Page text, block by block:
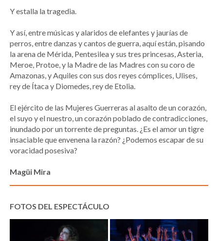
Y estalla la tragedia.
Y así, entre músicas y alaridos de elefantes y jaurías de
perros, entre danzas y cantos de guerra, aquí están, pisando
la arena de Mérida, Pentesilea y sus tres princesas, Asteria,
Meroe, Protoe, y la Madre de las Madres con su coro de
Amazonas, y Aquiles con sus dos reyes cómplices, Ulises,
rey de Ítaca y Diomedes, rey de Etolia.
El ejército de las Mujeres Guerreras al asalto de un corazón,
el suyo y el nuestro, un corazón poblado de contradicciones,
inundado por un torrente de preguntas. ¿Es el amor un tigre
insaciable que envenena la razón? ¿Podemos escapar de su
voracidad posesiva?
Magüi Mira
FOTOS DEL ESPECTÁCULO